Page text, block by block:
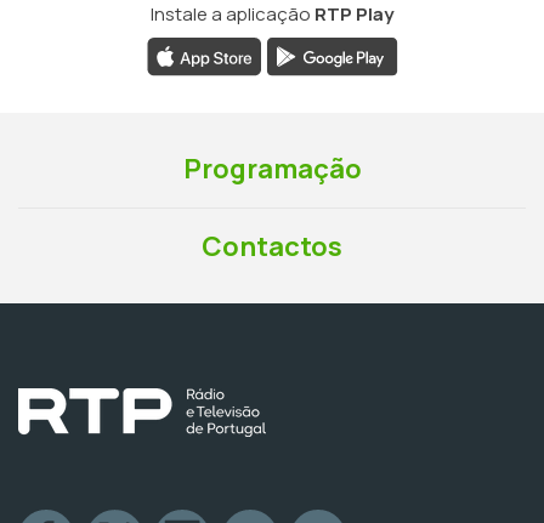
Instale a aplicação RTP Play
Programação
Contactos